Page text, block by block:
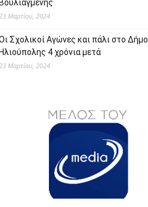
Βουλιαγμένης
Μαρτίου, 2024
Σχολικοί Αγώνες και πάλι στο Δήμο
Ηλιούπολης 4 χρόνια μετά
Μαρτίου, 2024